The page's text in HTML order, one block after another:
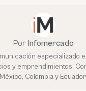
Por Infomercado
especializado
y emprendimientos.
México, Colombia y Ecuador.